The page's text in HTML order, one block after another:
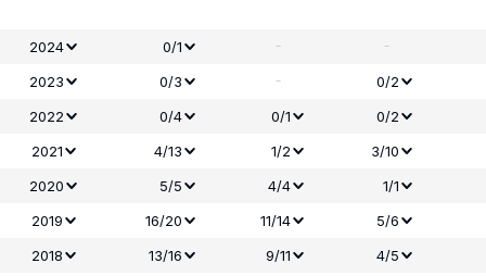
2024 0/1 - -
2023 0/3 -
0/2
2022
0/4 0/1
0/2
2021
4/13 1/2
3/10
2020
5/5 4/4
1/1
2019
16/20 11/14
5/6
2018
13/16 9/11
4/5